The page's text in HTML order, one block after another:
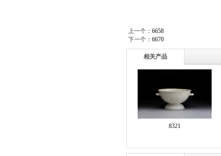
上一个： 6658
下一个： 6670
相关产品
8321